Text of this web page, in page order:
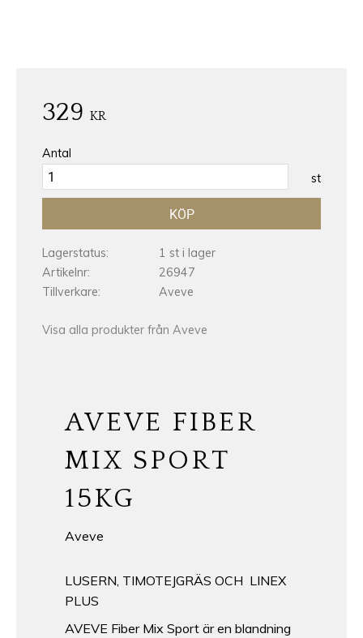
329 KR
Antal
st
KÖP
Lagerstatus
1 st i lager
Artikelnr
26947
Tillverkare
Aveve
Visa alla produkter från Aveve
AVEVE FIBER
MIX SPORT
15KG
Aveve
LUSERN, TIMOTEJGRÄS OCH LINEX
PLUS
AVEVE Fiber Mix Sport är en blandning